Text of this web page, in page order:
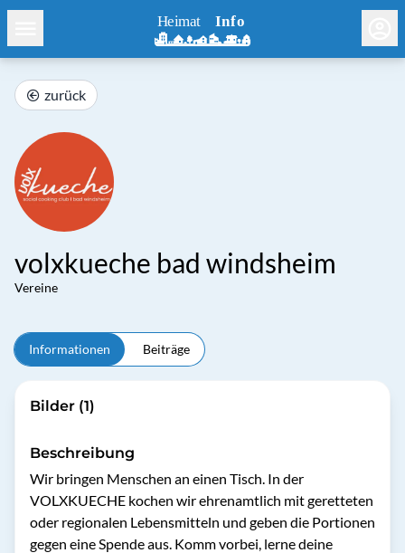
zurück
volxkueche bad windsheim
Vereine
Informationen Beiträge
Bilder (1)
Beschreibung
Wir bringen Menschen an einen Tisch. In der
VOLXKUECHE kochen wir ehrenamtlich mit geretteten
oder regionalen Lebensmitteln und geben die Portionen
gegen eine Spende aus. Komm vorbei, lerne deine